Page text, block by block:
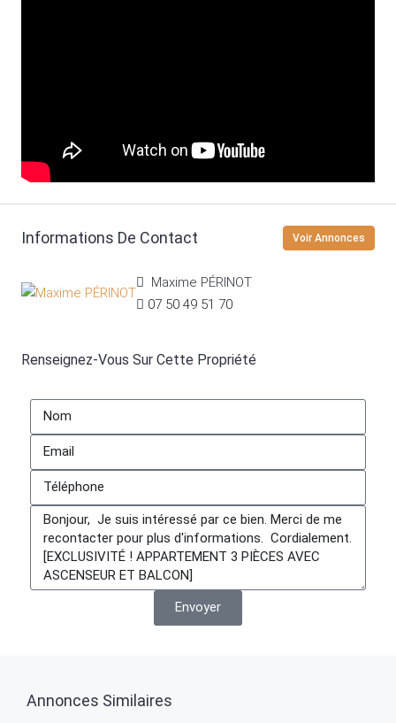
Informations De Contact Voir Annonces
Maxime PÉRINOT
07 50 49 51 70
Renseignez-Vous Sur Cette Propriété
Envoyer
Annonces Similaires